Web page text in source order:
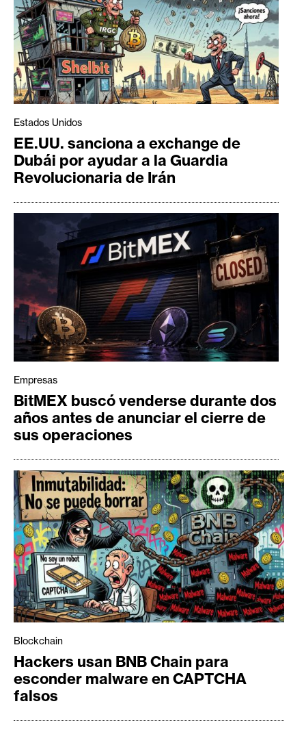
Estados Unidos
EE.UU. sanciona a exchange de
Dubái por ayudar a la Guardia
Revolucionaria de Irán
Empresas
BitMEX buscó venderse durante dos
años antes de anunciar el cierre de
sus operaciones
Blockchain
Hackers usan BNB Chain para
esconder malware en CAPTCHA
falsos